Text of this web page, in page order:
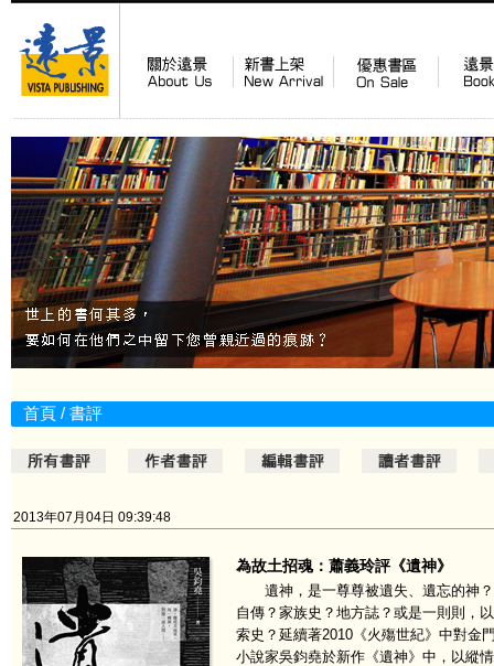
首頁 / 書評
2013年07月04日 09:39:48
為故土招魂：蕭義玲評《遺神》
遺神，是一尊尊被遺失、遺忘的神？
自傳？家族史？地方誌？或是一則則，
索史？延續著2010《火殤世紀》中對金
小說家吳鈞堯於新作《遺神》中，以縱